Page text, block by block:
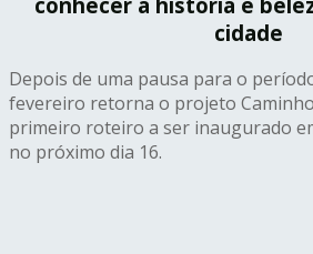
cidade
Depois de uma pausa para o
fevereiro retorna o projeto
primeiro roteiro a ser inaugurado
no próximo dia 16.